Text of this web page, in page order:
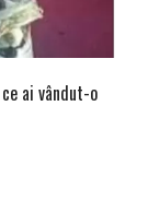
ai vândut-o